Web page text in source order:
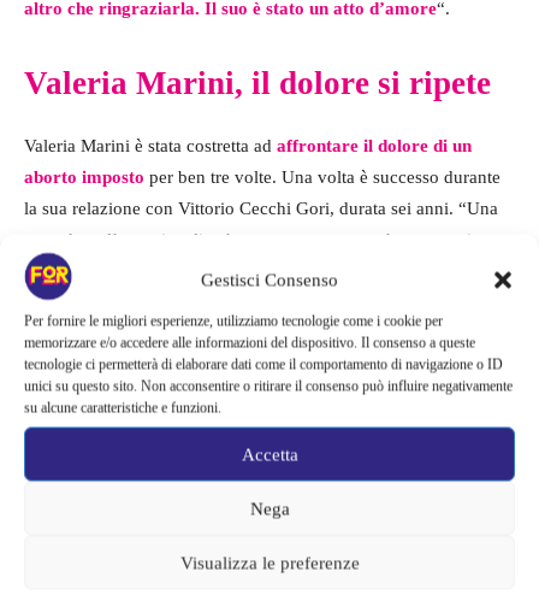
Gestisci Consenso
Per fornire le migliori esperienze, utilizziamo tecnologie come i cookie per
memorizzare e/o accedere alle informazioni del dispositivo. Il consenso a queste
tecnologie ci permetterà di elaborare dati come il comportamento di navigazione o ID
unici su questo sito. Non acconsentire o ritirare il consenso può influire negativamente
su alcune caratteristiche e funzioni.
Accetta
Nega
Visualizza le preferenze
altro che ringraziarla. Il suo è stato un atto d’amore“.
Valeria Marini, il dolore si ripete
Valeria Marini è stata costretta ad affrontare il dolore di un
aborto imposto per ben tre volte. Una volta è successo durante
la sua relazione con Vittorio Cecchi Gori, durata sei anni. “Una
sera, dopo l’ennesima lite, ho avuto una tremenda emorragia.
Non mi sono neanche fatta ricoverare” ha raccontato.